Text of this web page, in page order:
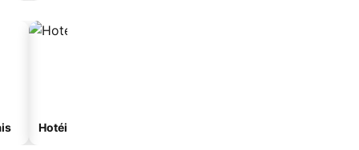
Hotéis com spa